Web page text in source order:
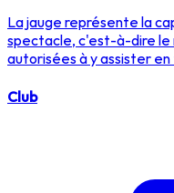
La jauge représente la
spectacle, c'est-à-dire le
autorisées à y assister
Club